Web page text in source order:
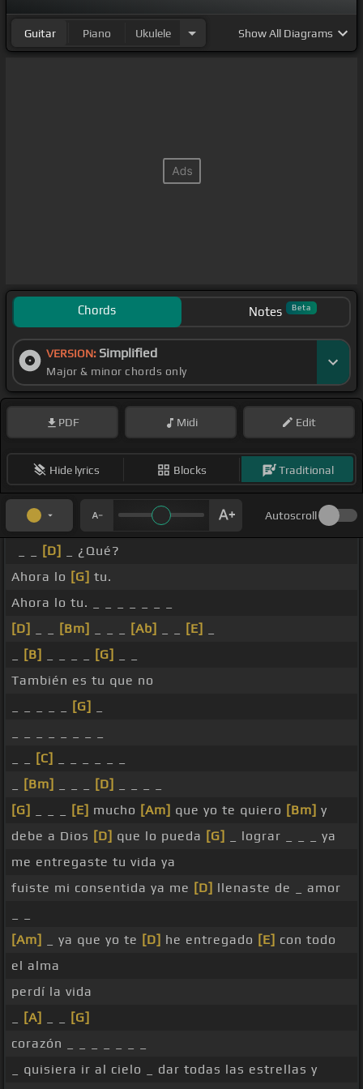
Guitar Piano Ukulele ShowAll Diagrams
Chords Notes Beta
VERSION: Simplified
Major & minor chords only
PDF Midi Edit
Hide lyrics Blocks Traditional
Autoscroll
[D]
_ ¿Qué?
Ahora lo [G] tu.
Ahora lo tu. _ _ _ _ _ _ _
[D]
[Bm] [Ab] [E]
[B] [G]
También es tu que no
[G]
[C]
[Bm] [D]
[G]
[E] mucho [Am] que yo te quiero [Bm] y
debe a Dios [D] que lo pueda [G]
_ lograr _ _ _ ya
me entregaste tu vida ya
fuiste mi consentida ya me [D] llenaste de _ amor
[Am]
_ ya que yo te [D] he entregado [E] con todo
el alma
perdí la vida
[A]
[G]
corazón _ _ _ _ _ _ _
_ quisiera ir al cielo _ dar todas las estrellas y